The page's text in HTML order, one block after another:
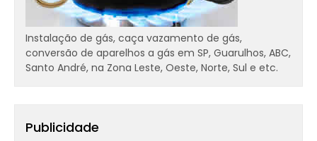
Instalação de gás, caça vazamento de gás,
conversão de aparelhos a gás em SP, Guarulhos, ABC,
Santo André, na Zona Leste, Oeste, Norte, Sul e etc.
Publicidade